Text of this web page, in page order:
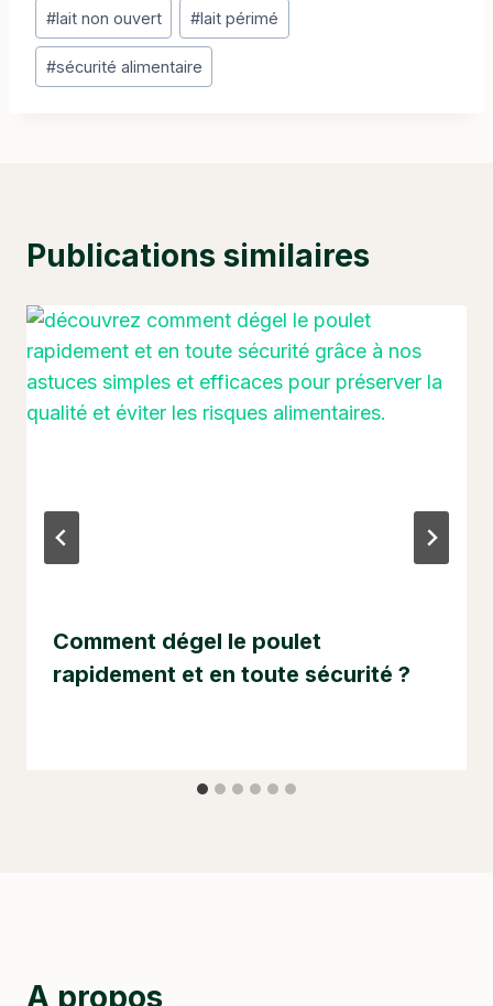
la
publication :
#lait non ouvert #lait périmé
#sécurité alimentaire
Publications similaires
Comment dégel le poulet
rapidement et en toute sécurité ?
A propos